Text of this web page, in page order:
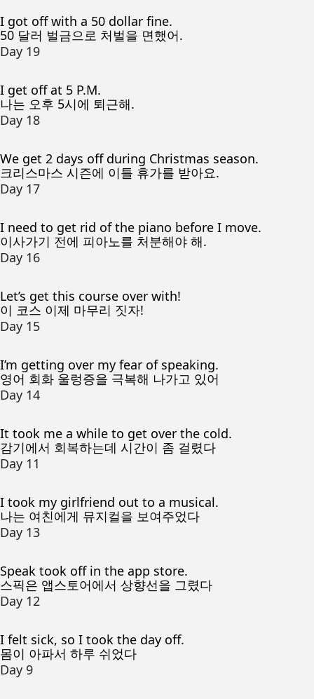
I got off with a 50 dollar fine.
50 달러 벌금으로 처벌을 면했어.
Day 19
I get off at 5 P.M.
나는 오후 5시에 퇴근해.
Day 18
We get 2 days off during Christmas season.
크리스마스 시즌에 이틀 휴가를 받아요.
Day 17
I need to get rid of the piano before I move.
이사가기 전에 피아노를 처분해야 해.
Day 16
Let’s get this course over with!
이 코스 이제 마무리 짓자!
Day 15
I’m getting over my fear of speaking.
영어 회화 울렁증을 극복해 나가고 있어
Day 14
It took me a while to get over the cold.
감기에서 회복하는데 시간이 좀 걸렸다
Day 11
I took my girlfriend out to a musical.
나는 여친에게 뮤지컬을 보여주었다
Day 13
Speak took off in the app store.
스픽은 앱스토어에서 상향선을 그렸다
Day 12
I felt sick, so I took the day off.
몸이 아파서 하루 쉬었다
Day 9